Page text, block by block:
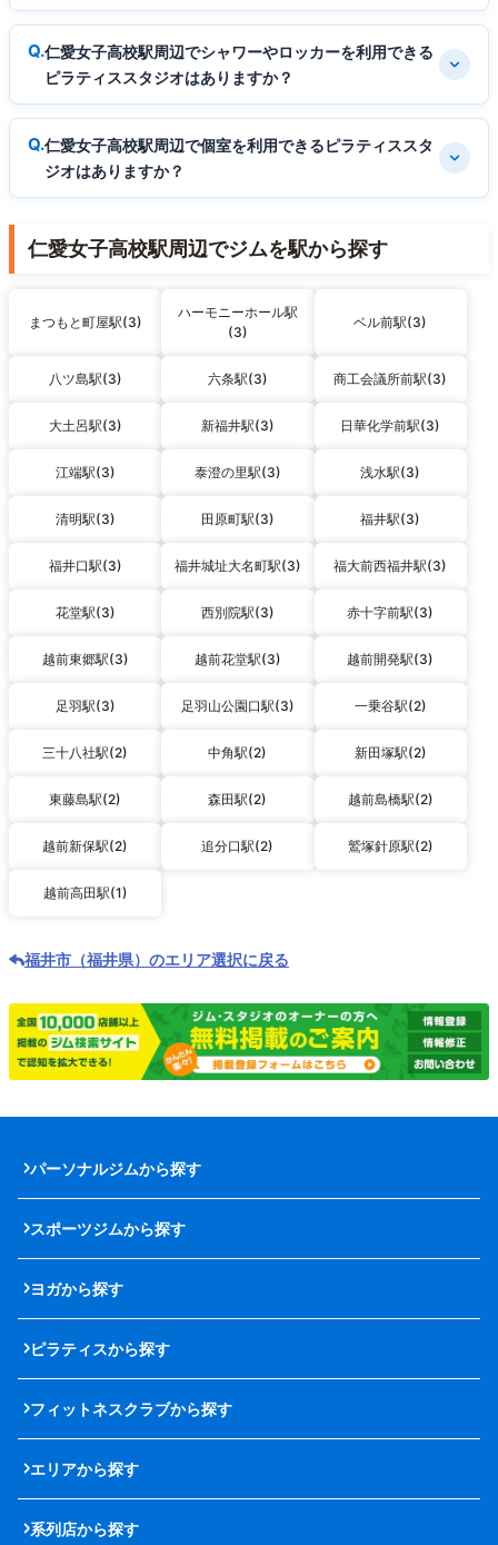
仁愛女子高校駅周辺でシャワーやロッカーを利用できる
ピラティススタジオはありますか？
仁愛女子高校駅周辺で個室を利用できるピラティススタ
ジオはありますか？
仁愛女子高校駅周辺でジムを駅から探す
まつもと町屋駅(3)
ハーモニーホール駅
(3)
ベル前駅(3)
八ツ島駅(3) 六条駅(3) 商工会議所前駅(3)
大土呂駅(3) 新福井駅(3) 日華化学前駅(3)
江端駅(3) 泰澄の里駅(3) 浅水駅(3)
清明駅(3) 田原町駅(3) 福井駅(3)
福井口駅(3) 福井城址大名町駅(3) 福大前西福井駅(3)
花堂駅(3) 西別院駅(3) 赤十字前駅(3)
越前東郷駅(3) 越前花堂駅(3) 越前開発駅(3)
足羽駅(3) 足羽山公園口駅(3) 一乗谷駅(2)
三十八社駅(2) 中角駅(2) 新田塚駅(2)
東藤島駅(2) 森田駅(2) 越前島橋駅(2)
越前新保駅(2) 追分口駅(2) 鷲塚針原駅(2)
越前高田駅(1)
福井市（福井県）のエリア選択に戻る
パーソナルジムから探す
スポーツジムから探す
ヨガから探す
ピラティスから探す
フィットネスクラブから探す
エリアから探す
系列店から探す